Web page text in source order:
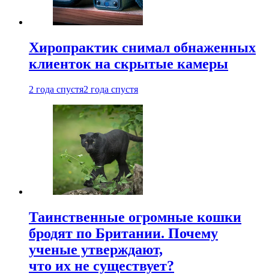
Хиропрактик снимал обнаженных
клиенток на скрытые камеры
2 года спустя2 года спустя
Таинственные огромные кошки
бродят по Британии. Почему
ученые утверждают,
что их не существует?